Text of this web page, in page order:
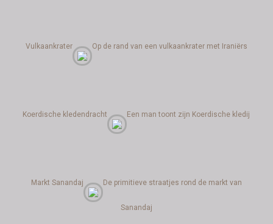
Vulkaankrater Op de rand van een vulkaankrater met Iraniërs
Koerdische kledendracht Een man toont zijn Koerdische kledij
Markt Sanandaj De primitieve straatjes rond de markt van
Sanandaj